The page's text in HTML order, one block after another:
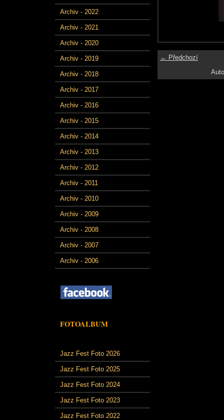
Archiv - 2022
Archiv - 2021
Archiv - 2020
Archiv - 2019
Archiv - 2018
Archiv - 2017
Archiv - 2016
Archiv - 2015
Archiv - 2014
Archiv - 2013
Archiv - 2012
Archiv - 2011
Archiv - 2010
Archiv - 2009
Archiv - 2008
Archiv - 2007
Archiv - 2006
FOTOALBUM
Jazz Fest Foto 2026
Jazz Fest Foto 2025
Jazz Fest Foto 2024
Jazz Fest Foto 2023
Jazz Fest Foto 2022
← Předchozí